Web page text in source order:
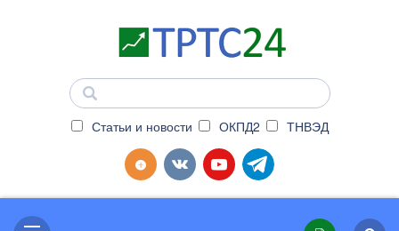
Статьи и новости ОКПД2 ТНВЭД